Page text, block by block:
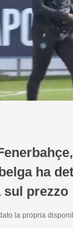
ha
sul prezzo
la propria